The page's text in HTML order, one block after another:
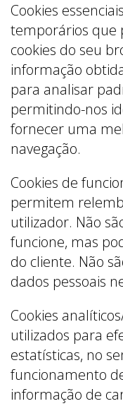
Cookies
temporários que
cookies do seu
informação
para analisar
permitindo-nos
fornecer uma
navegação.
Cookies de
permitem
utilizador. Não
funcione, mas
do cliente. Não
dados pessoais
Cookies
utilizados para
estatísticas, no
funcionamento
informação de